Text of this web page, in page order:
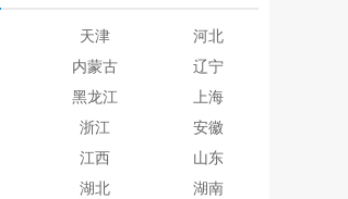
天津
河北
内蒙古
辽宁
黑龙江
上海
浙江
安徽
江西
山东
湖北
湖南